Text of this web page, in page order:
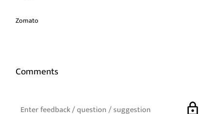
Zomato
Comments
lock